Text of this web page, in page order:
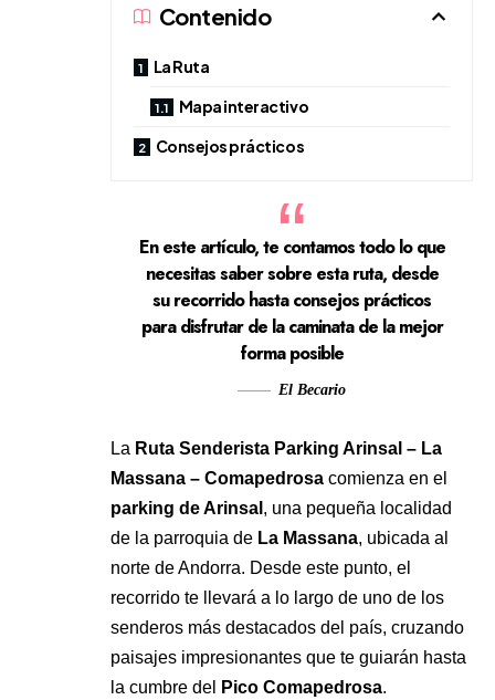
Contenido
La Ruta
Mapa interactivo
Consejos prácticos
En este artículo, te contamos todo lo que
necesitas saber sobre esta ruta, desde
su recorrido hasta consejos prácticos
para disfrutar de la caminata de la mejor
forma posible
El Becario
La Ruta Senderista Parking Arinsal – La
Massana – Comapedrosa comienza en el
parking de Arinsal , una pequeña localidad
de la parroquia de La Massana, ubicada al
norte de Andorra. Desde este punto, el
recorrido te llevará a lo largo de uno de los
senderos más destacados del país, cruzando
paisajes impresionantes que te guiarán hasta
la cumbre del
Pico Comapedrosa.